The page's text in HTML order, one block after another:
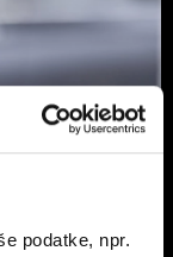
podatke, npr.